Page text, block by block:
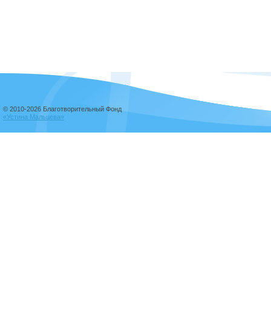
© 2010-2026 Благотворительный Фонд
«Устина Мальцева»